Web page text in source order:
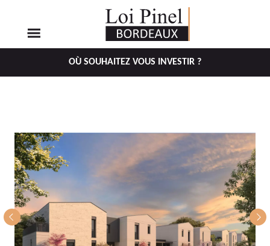
Aller
Aller
OÙ SOUHAITEZ VOUS INVESTIR ?